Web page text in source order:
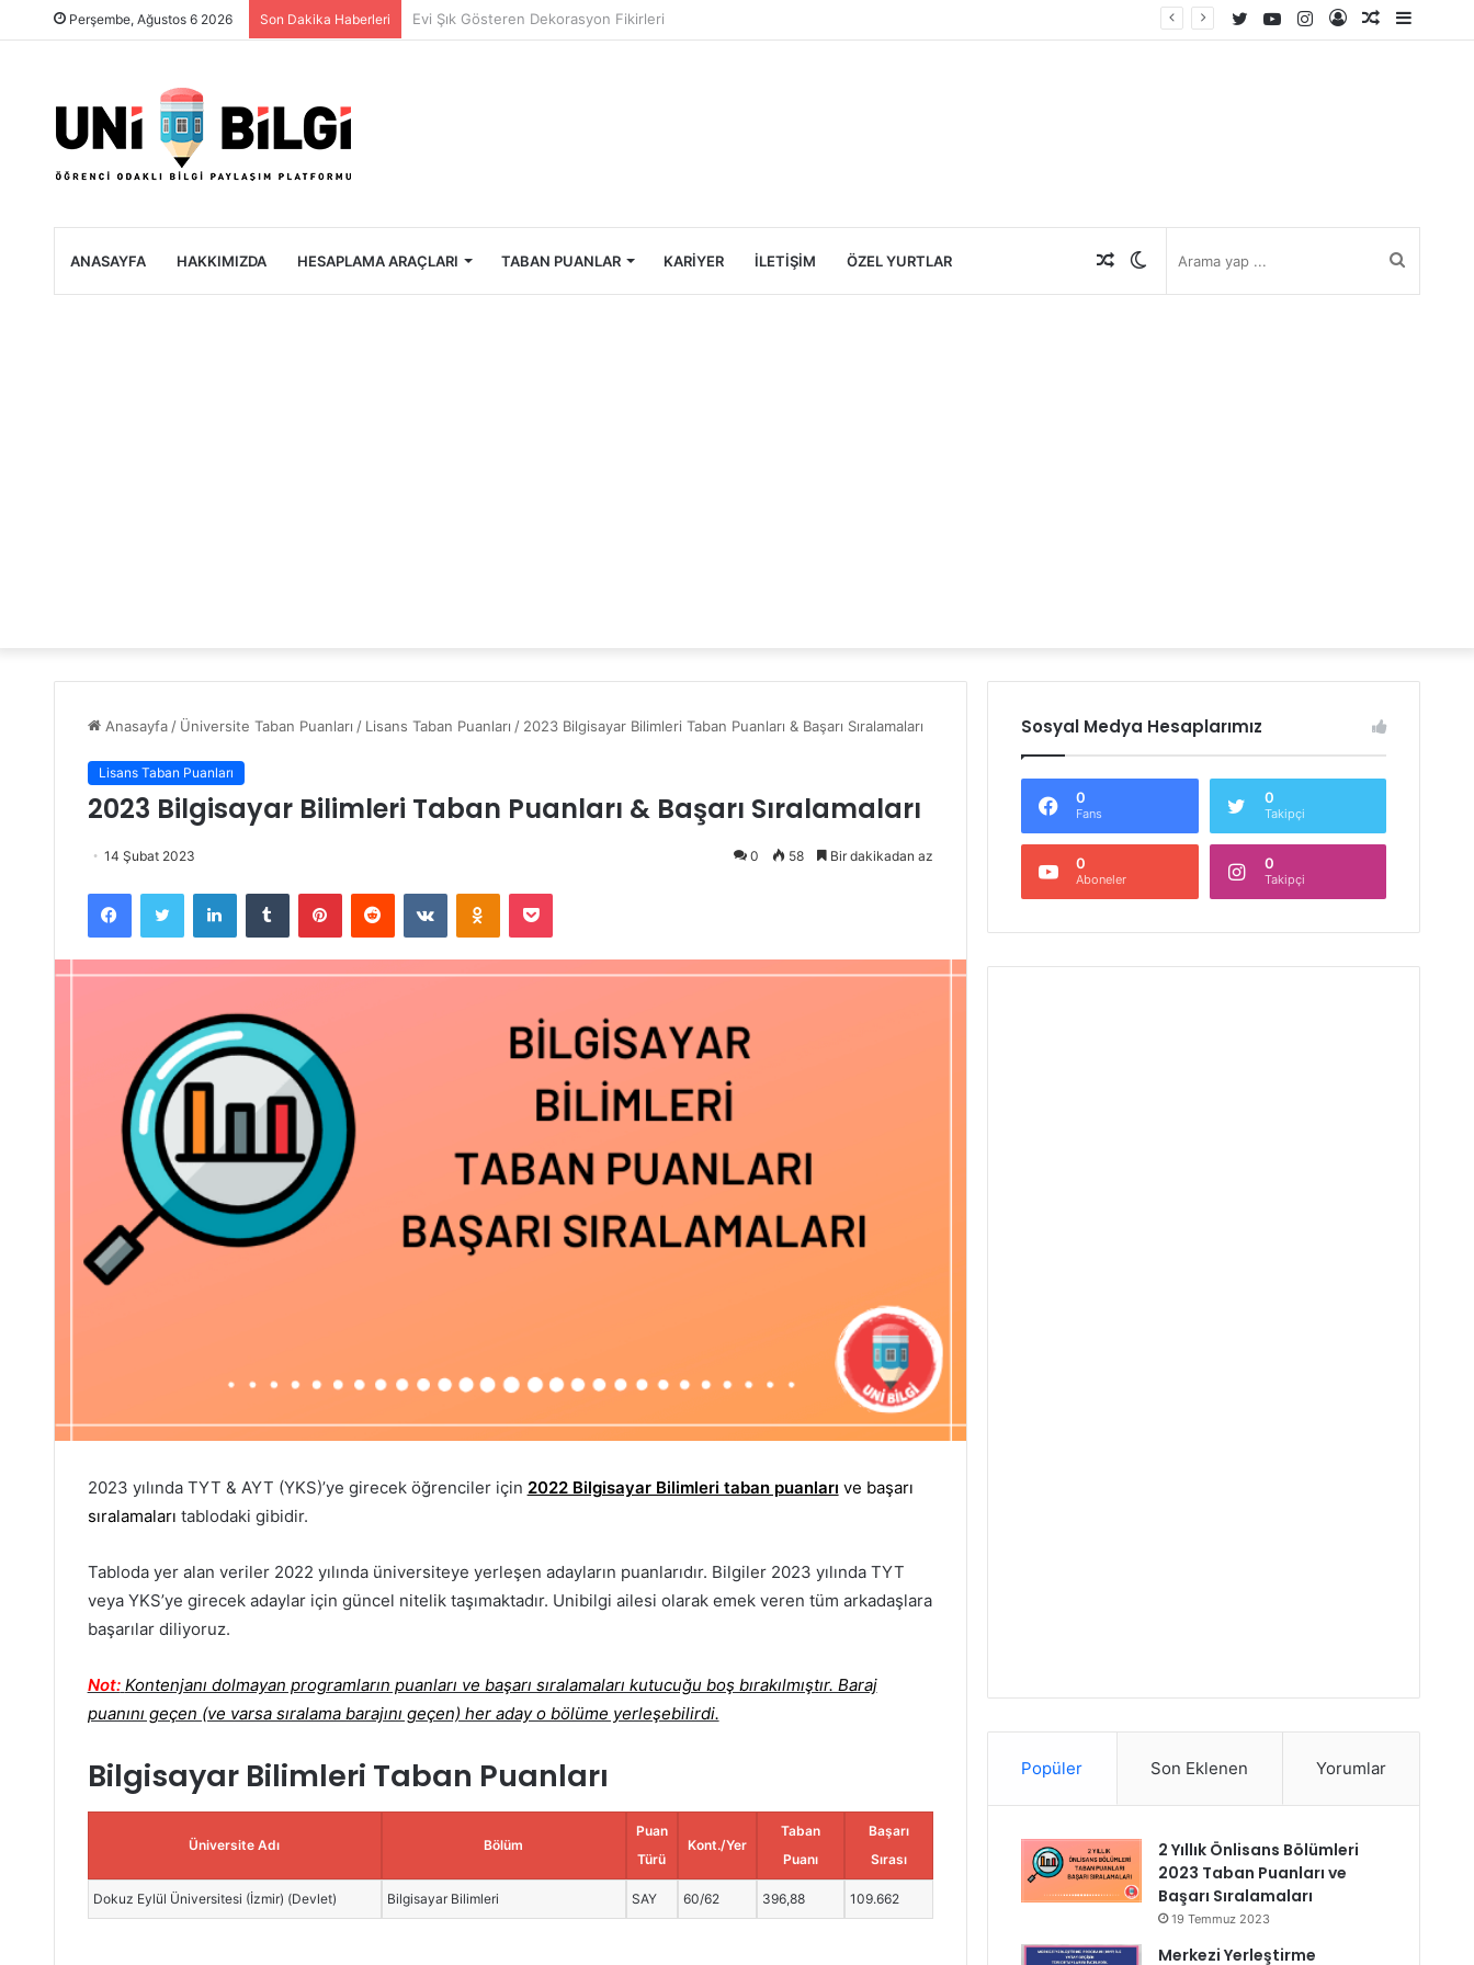
Perşembe, Ağustos 6 2026 Son Dakika Haberleri Üniversite Öğrencileri İçin Ekonomik Tatil Rehberi
Rastgele
Kayıt
Instagram
YouTube
Twitter
ANASAYFA HAKKIMIZDA HESAPLAMA ARAÇLARI TABAN PUANLAR KARIYER İLETIŞIM ÖZEL YURTLAR Rastgele
Anasayfa / Üniversite Taban Puanları / Lisans Taban Puanları / 2023 Bilgisayar Bilimleri Taban Puanları & Başarı Sıralamaları
Lisans Taban Puanları
2023 Bilgisayar Bilimleri Taban Puanları & Başarı Sıralamaları
14 Şubat 2023 0 58 Bir dakikadan az
Facebook Twitter LinkedIn Tumblr Pinterest Reddit VKontakte Odnoklassniki Pocket
2023 yılında TYT & AYT (YKS)’ye girecek öğrenciler için 2022 Bilgisayar Bilimleri taban puanları ve başarı
sıralamaları tablodaki gibidir.
Tabloda yer alan veriler 2022 yılında üniversiteye yerleşen adayların puanlarıdır. Bilgiler 2023 yılında TYT
veya YKS’ye girecek adaylar için güncel nitelik taşımaktadır. Unibilgi ailesi olarak emek veren tüm arkadaşlara
başarılar diliyoruz.
Not: Kontenjanı dolmayan programların puanları ve başarı sıralamaları kutucuğu boş bırakılmıştır. Baraj
puanını geçen (ve varsa sıralama barajını geçen) her aday o bölüme yerleşebilirdi.
Bilgisayar Bilimleri Taban Puanları
Üniversite Adı Bölüm
Puan
Türü
Kont./Yer
Taban
Puanı
Başarı
Sırası
Dokuz Eylül Üniversitesi (İzmir) (Devlet) Bilgisayar Bilimleri SAY 60/62 396,88 109.662
Sosyal Medya Hesaplarımız
0
Fans
0
Takipçi
0
Aboneler
0
Takipçi
Popüler Son Eklenen Yorumlar
2 Yıllık Önlisans Bölümleri
2023 Taban Puanları ve
Başarı Sıralamaları
19 Temmuz 2023
Merkezi Yerleştirme